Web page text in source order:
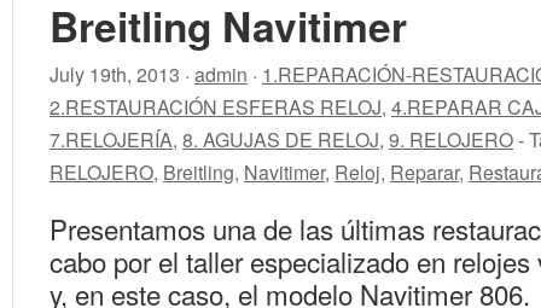
Breitling Navitimer
July 19th, 2013 · admin · 1.REPARACIÓN-
2.RESTAURACIÓN ESFERAS RELOJ, 4.REPARAR
7.RELOJERÍA, 8. AGUJAS DE RELOJ, 9. RELOJERO-
RELOJERO, Breitling, Navitimer, Reloj, Reparar,
Presentamos una de las últimas
cabo por el taller especializado en
y, en este caso, el modelo Navitimer 806.